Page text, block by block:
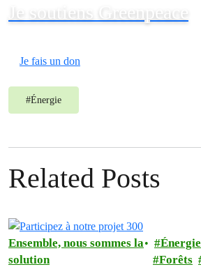
Je soutiens Greenpeace
Je fais un don
#Énergie
Related Posts
Ensemble, nous sommes la
solution
Énergie
Forêts